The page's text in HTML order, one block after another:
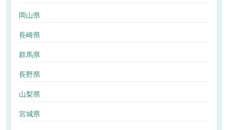
岡山県
長崎県
群馬県
長野県
山梨県
宮城県